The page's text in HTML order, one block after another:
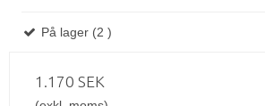
På lager (2 )
1.170 SEK